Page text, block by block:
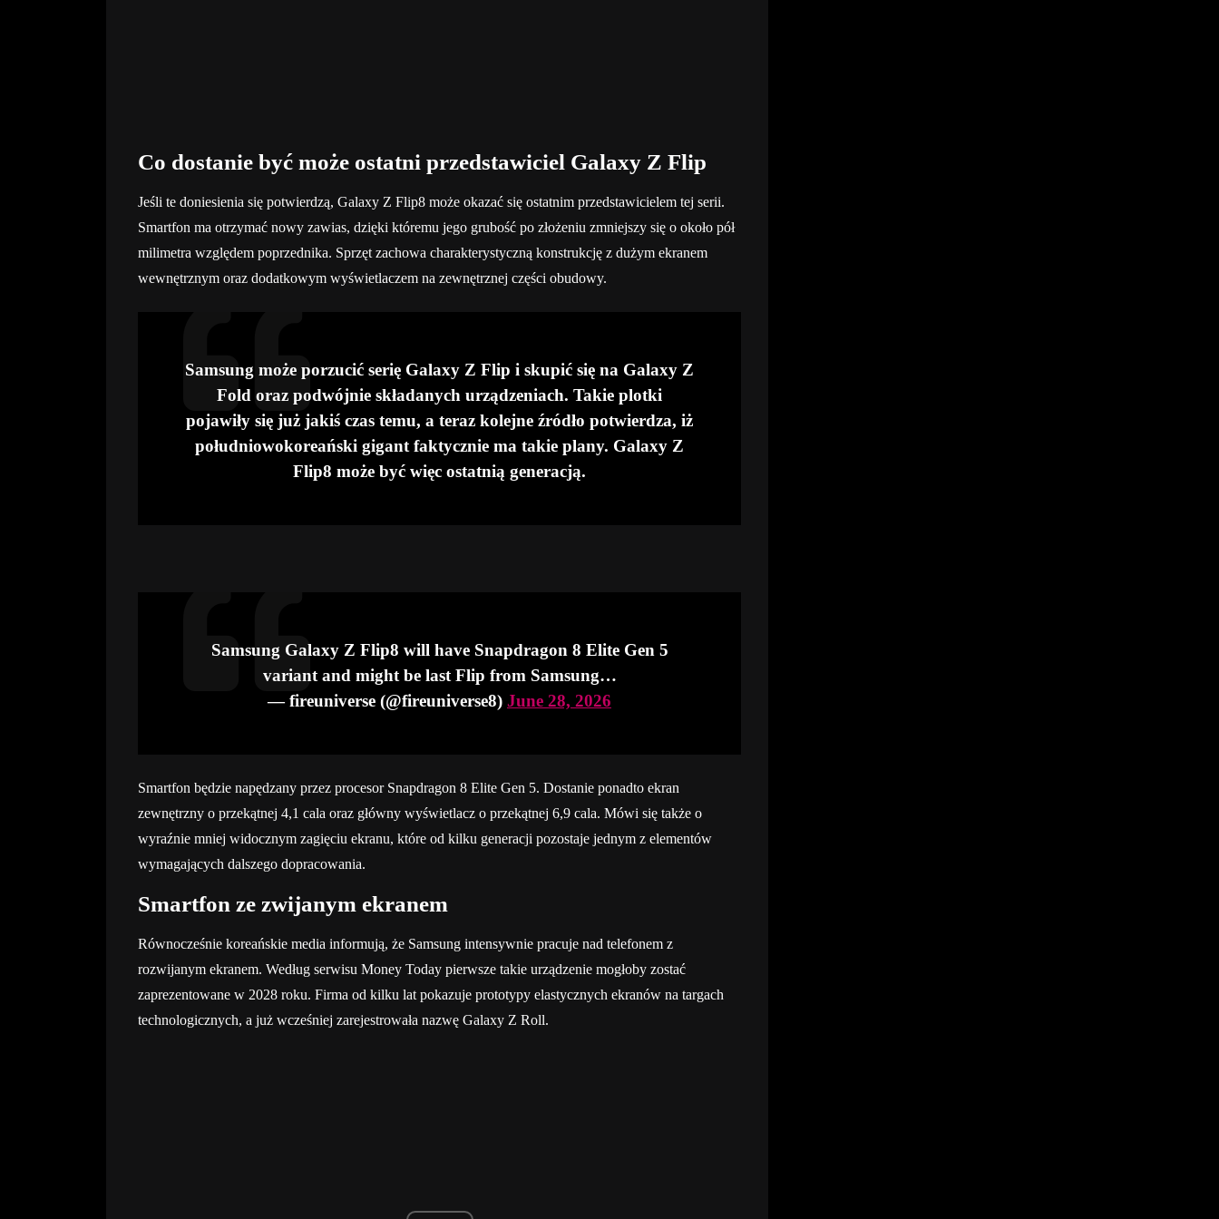
Co dostanie być może ostatni przedstawiciel Galaxy Z Flip
Jeśli te doniesienia się potwierdzą, Galaxy Z Flip8 może okazać się ostatnim przedstawicielem tej serii.
Smartfon ma otrzymać nowy zawias, dzięki któremu jego grubość po złożeniu zmniejszy się o około pół
milimetra względem poprzednika. Sprzęt zachowa charakterystyczną konstrukcję z dużym ekranem
wewnętrznym oraz dodatkowym wyświetlaczem na zewnętrznej części obudowy.
Samsung może porzucić serię Galaxy Z Flip i skupić się na Galaxy Z
Fold oraz podwójnie składanych urządzeniach. Takie plotki
pojawiły się już jakiś czas temu, a teraz kolejne źródło potwierdza, iż
południowokoreański gigant faktycznie ma takie plany. Galaxy Z
Flip8 może być więc ostatnią generacją.
Samsung Galaxy Z Flip8 will have Snapdragon 8 Elite Gen 5
variant and might be last Flip from Samsung…
— fireuniverse (@fireuniverse8) June 28, 2026
Smartfon będzie napędzany przez procesor Snapdragon 8 Elite Gen 5. Dostanie ponadto ekran
zewnętrzny o przekątnej 4,1 cala oraz główny wyświetlacz o przekątnej 6,9 cala. Mówi się także o
wyraźnie mniej widocznym zagięciu ekranu, które od kilku generacji pozostaje jednym z elementów
wymagających dalszego dopracowania.
Smartfon ze zwijanym ekranem
Równocześnie koreańskie media informują, że Samsung intensywnie pracuje nad telefonem z
rozwijanym ekranem. Według serwisu Money Today pierwsze takie urządzenie mogłoby zostać
zaprezentowane w 2028 roku. Firma od kilku lat pokazuje prototypy elastycznych ekranów na targach
technologicznych, a już wcześniej zarejestrowała nazwę Galaxy Z Roll.